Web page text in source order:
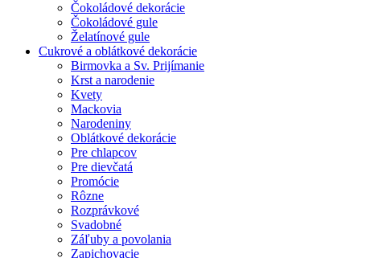
Čokoládové dekorácie
Čokoládové gule
Želatínové gule
Cukrové a oblátkové dekorácie
Birmovka a Sv. Prijímanie
Krst a narodenie
Kvety
Mackovia
Narodeniny
Oblátkové dekorácie
Pre chlapcov
Pre dievčatá
Promócie
Rôzne
Rozprávkové
Svadobné
Záľuby a povolania
Zapichovacie